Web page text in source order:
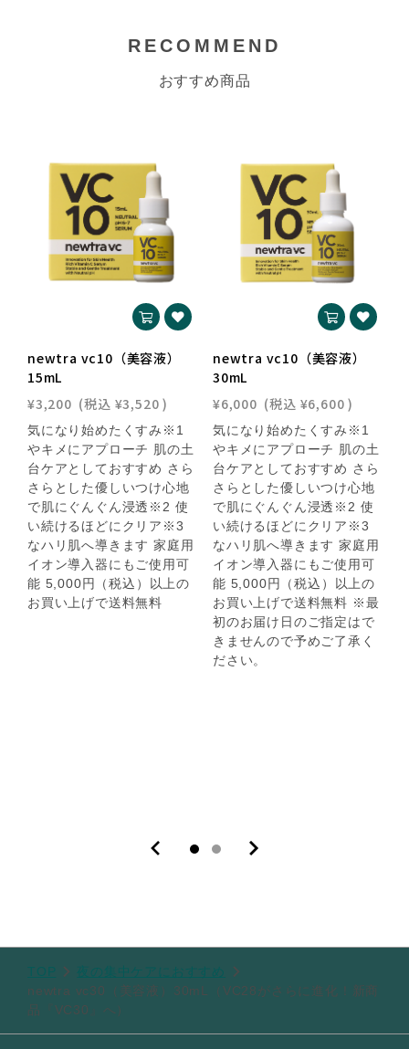
RECOMMEND
おすすめ商品
newtra vc10（美容液）
15mL
¥3,200 (税込 ¥3,520 )
気になり始めたくすみ※1
やキメにアプローチ 肌の土
台ケアとしておすすめ さら
さらとした優しいつけ心地
で肌にぐんぐん浸透※2 使
い続けるほどにクリア※3
なハリ肌へ導きます 家庭用
イオン導入器にもご使用可
能 5,000円（税込）以上の
お買い上げで送料無料
newtra vc10（美容液）
30mL
¥6,000 (税込 ¥6,600 )
気になり始めたくすみ※1
やキメにアプローチ 肌の土
台ケアとしておすすめ さら
さらとした優しいつけ心地
で肌にぐんぐん浸透※2 使
い続けるほどにクリア※3
なハリ肌へ導きます 家庭用
イオン導入器にもご使用可
能 5,000円（税込）以上の
お買い上げで送料無料 ※最
初のお届け日のご指定はで
きませんので予めご了承く
ださい。
TOP
夜の集中ケアにおすすめ
newtra vc30（美容液）30mL（VC28がさらに進化！新商
品『VC30』へ）